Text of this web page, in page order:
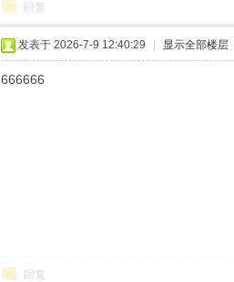
回复
发表于 2026-7-9 12:40:29 显示全部楼层
666666
回复